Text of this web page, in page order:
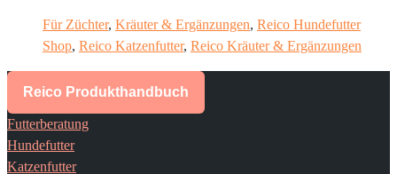
Für Züchter, Kräuter & Ergänzungen, Reico Hundefutter
Shop, Reico Katzenfutter, Reico Kräuter & Ergänzungen
Reico Produkthandbuch
Futterberatung
Hundefutter
Katzenfutter